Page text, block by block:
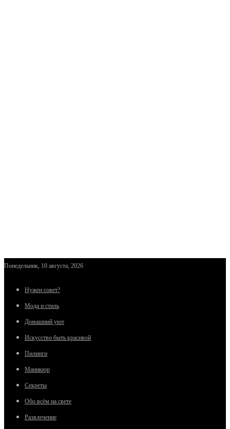
Понедельник, 10 августа, 2026
Нужен совет?
Мода и стиль
Домашний уют
Искусство быть красивой
Пилинги
Маникюр
Секреты
Обо всём на свете
Развлечение